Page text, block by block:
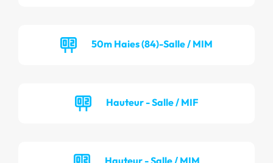
50m Haies (84)-Salle / MIM
Hauteur - Salle / MIF
Hauteur - Salle / MIM